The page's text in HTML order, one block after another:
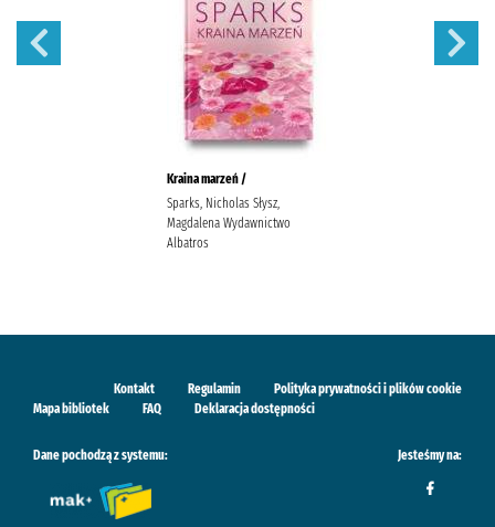
Kraina marzeń /
Sparks, Nicholas Słysz,
Magdalena Wydawnictwo
Albatros
Kontakt Regulamin
Polityka prywatności i plików cookie
Mapa bibliotek
FAQ Deklaracja dostępności
Dane pochodzą z systemu: Jesteśmy na: